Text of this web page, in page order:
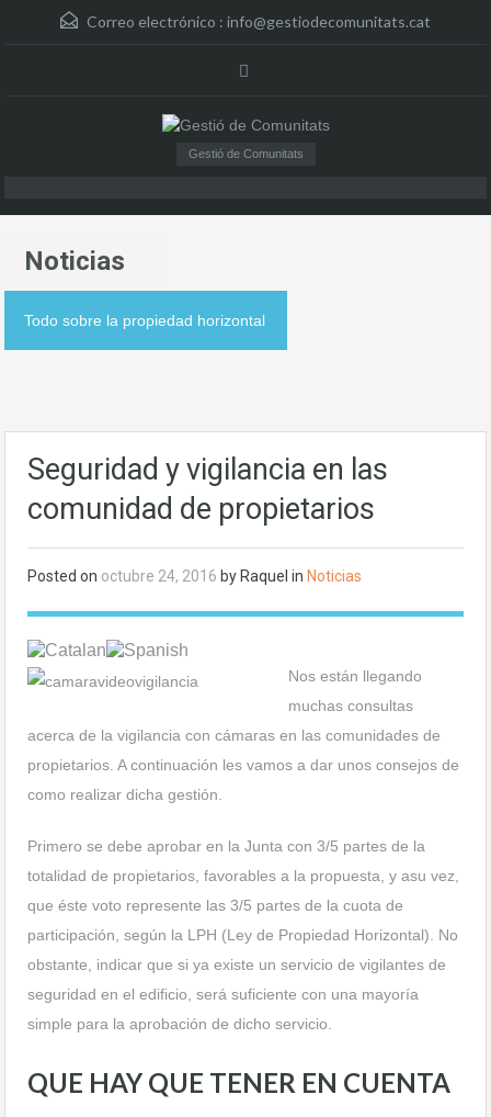
Correo electrónico : info@gestiodecomunitats.cat
Gestió de Comunitats
Noticias
Todo sobre la propiedad horizontal
Seguridad y vigilancia en las
comunidad de propietarios
Posted on octubre 24, 2016 by Raquel in Noticias
Nos están llegando
muchas consultas
acerca de la vigilancia con cámaras en las comunidades de
propietarios. A continuación les vamos a dar unos consejos de
como realizar dicha gestión.
Primero se debe aprobar en la Junta con 3/5 partes de la
totalidad de propietarios, favorables a la propuesta, y asu vez,
que éste voto represente las 3/5 partes de la cuota de
participación, según la LPH (Ley de Propiedad Horizontal). No
obstante, indicar que si ya existe un servicio de vigilantes de
seguridad en el edificio, será suficiente con una mayoría
simple para la aprobación de dicho servicio.
QUE HAY QUE TENER EN CUENTA